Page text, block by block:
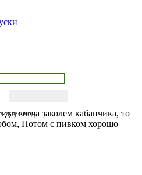
письмом
когда заколем кабанчика, то
Потом с пивком хорошо